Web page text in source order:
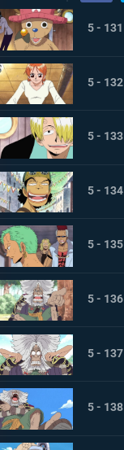
5 - 131
5 - 132
5 - 133
5 - 134
5 - 135
5 - 136
5 - 137
5 - 138